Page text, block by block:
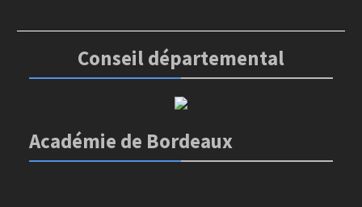
Conseil départemental
Académie de Bordeaux